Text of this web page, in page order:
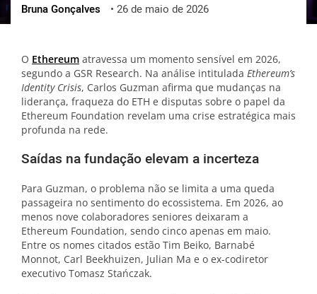
ქართული
Bruna Gonçalves • 26 de maio de 2026
O Ethereum atravessa um momento sensível em 2026,
segundo a GSR Research. Na análise intitulada Ethereum’s
Identity Crisis, Carlos Guzman afirma que mudanças na
liderança, fraqueza do ETH e disputas sobre o papel da
Ethereum Foundation revelam uma crise estratégica mais
profunda na rede.
Saídas na fundação elevam a incerteza
Para Guzman, o problema não se limita a uma queda
passageira no sentimento do ecossistema. Em 2026, ao
menos nove colaboradores seniores deixaram a
Ethereum Foundation, sendo cinco apenas em maio.
Entre os nomes citados estão Tim Beiko, Barnabé
Monnot, Carl Beekhuizen, Julian Ma e o ex-codiretor
executivo Tomasz Stańczak.